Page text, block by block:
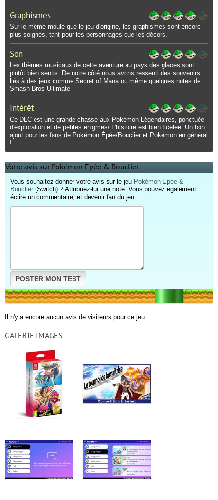
Graphismes
Sur le même moule que le jeu d'origine, les graphismes sont encore
plus soignés, tant pour les personnages que les décors.
Son
Les thèmes musicaux de cette aventure au pays des glaces sont
plutôt bien sentis. De notre côté nous avons ressenti des souvenirs
liés à des jeux comme Secret of Mana ou même quelques notes de
Smash Bros Ultimate !
Intérêt
Ce DLC est une grande chasse aux Pokémon Légendaires, ponctuée
d'exploration et de petites énigmes/ L'histoire est bien ficelée. Un bon
ajout pour les fans de Pokémon Épée/Bouclier et Pokémon en général
!
Votre avis sur Pokémon Epée & Bouclier
Vous souhaitez donner votre avis sur le jeu Pokémon Epée &
Bouclier (Switch) ? Attribuez-lui une note. Vous pouvez également
écrire un commentaire, et devenir fan du jeu.
POSTER MON TEST
Il n'y a encore aucun avis de visiteurs pour ce jeu.
GALERIE IMAGES